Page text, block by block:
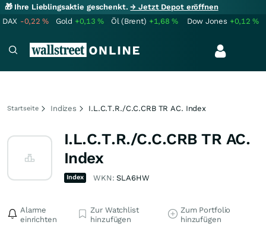
🎁 Ihre Lieblingsaktie geschenkt.→ Jetzt Depot eröffnen
DAX -0,22% Gold +0,13% Öl (Brent) +1,68% Dow Jones +0,12%
Startseite Indizes I.L.C.T.R./C.C.CRB TR AC. Index
I.L.C.T.R./C.C.CRB TR AC.
Index
Index WKN:SLA6HW
Alarme
einrichten
Zur Watchlist
hinzufügen
Zum Portfolio
hinzufügen